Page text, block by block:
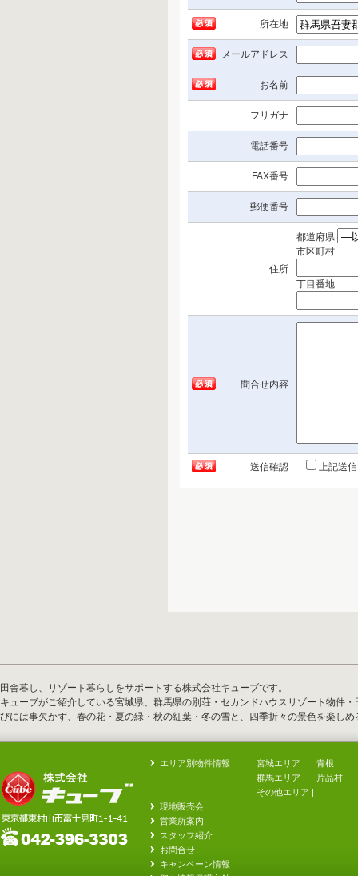
所在地
メールアドレス
お名前
フリガナ
電話番号
FAX番号
郵便番号
住所
都道府県
市区町村
丁目番地
問合せ内容
送信確認 上記送
田舎暮し、リゾート暮らしをサポートする株式会社キューブです。
キューブがご紹介している宮城県、群馬県の別荘・セカンドハウスリゾート物件
びには事欠かず、春の花・夏の緑・秋の紅葉・冬の雪と、四季折々の景色を楽し
エリア別物件情報 | 宮城エリア | 青根
| 群馬エリア |
片品村
| その他エリア |
現地販売会
営業所案内
スタッフ紹介
お問合せ
キャンペーン情報